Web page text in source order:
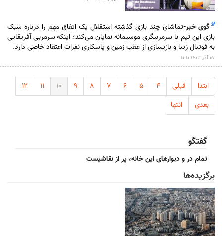
گوی خبر-تماشای چند بازی گذشته استقلال یک اتفاق مهم را درباره سبک
بازی این تیم با سرمربیگری موسیمانه نمایان می‌کند؛ اینکه سرمربی آفریقایی
به فوتبال زیبا و بازیسازی از عقب زمین و پاسکاری نفرات اعتقاد خاصی دارد.
۰۷ آذر ۱۴۰۳ ۱۰:۱۰
ابتدا قبلی ۴ ۵ ۶ ۷ ۸ ۹ ۱۰ ۱۱
۱۲
بعدی
انتها
گفتگو
تمام در و دیوارهای این خانه، پر از نقاشیست
برگزیده‌ها